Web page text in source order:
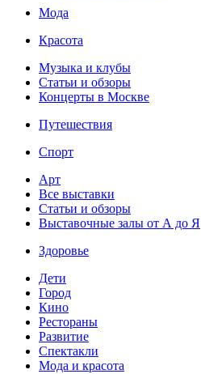
Мода
Красота
Музыка и клубы
Статьи и обзоры
Концерты в Москве
Путешествия
Спорт
Арт
Все выставки
Статьи и обзоры
Выставочные залы от А до Я
Здоровье
Дети
Город
Кино
Рестораны
Развитие
Спектакли
Мода и красота